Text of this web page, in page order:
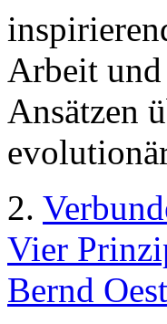
Arbeit und
Ansätzen
2.
Vier
Bernd